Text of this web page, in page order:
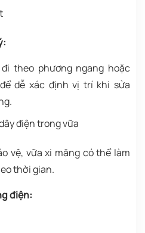
theo phương ngang hoặc
dễ xác định vị trí khi sửa
điện trong vữa
vệ, vữa xi măng có thể làm
thời gian.
điện: